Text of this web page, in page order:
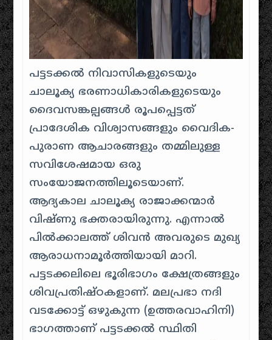
പട്ടടക്കൽ നിവാസികളുടെയും
ചാലൂക്യ ഭരണാധികാരികളുടെയും
ദൈവസങ്കല്പങ്ങൾ രൂപപ്പെട്ടത്
പ്രാദേശിക വിശ്വാസങ്ങളും വൈദിക-
പുരാണ ആചാരങ്ങളും തമ്മിലുള്ള
സവിശേഷമായ ഒരു
സംയോജനത്തിലൂടെയാണ്.
ആദ്യകാല ചാലൂക്യ രാജാക്കന്മാർ
വിഷ്ണു ഭക്തരായിരുന്നു. എന്നാൽ
പിൽക്കാലത്ത് ശിവൻ അവരുടെ മുഖ്യ
ആരാധനാമൂർത്തിയായി മാറി.
പട്ടടക്കലിലെ ഭൂരിഭാഗം ക്ഷേത്രങ്ങളും
ശിവപ്രതിഷ്ഠകളാണ്. മലപ്രഭാ നദി
വടക്കോട്ട് ഒഴുകുന്ന (ഉത്തരവാഹിനി)
ഭാഗത്താണ് പട്ടടക്കൽ സ്ഥിതി